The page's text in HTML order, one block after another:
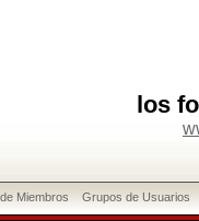
los
Miembros Grupos de Usuarios